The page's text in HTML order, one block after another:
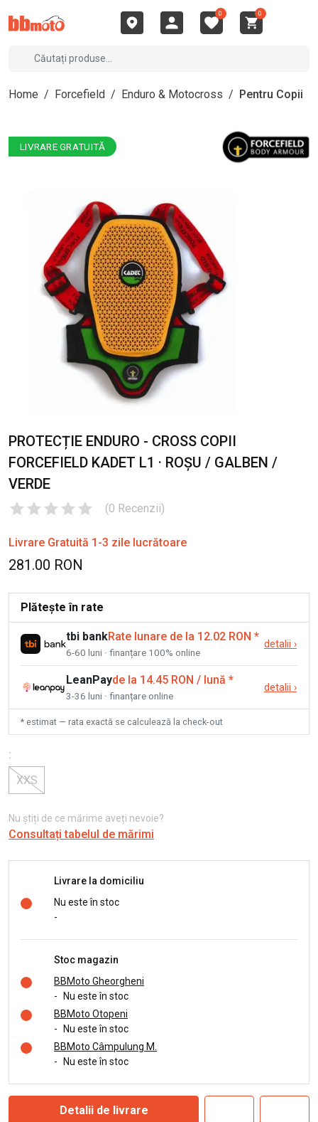
0 0
Home / Forcefield / Enduro & Motocross / Pentru Copii
LIVRARE GRATUITĂ
PROTECȚIE ENDURO - CROSS COPII
FORCEFIELD KADET L1 · ROȘU / GALBEN /
VERDE
(0 Recenzii)
Livrare Gratuită 1-3 zile lucrătoare
281.00 RON
Plătește în rate
tbi bankRate lunare de la 12.02 RON *
6-60 luni · finanțare 100% online
detalii ›
LeanPayde la 14.45 RON / lună *
3-36 luni · finanțare online
detalii ›
* estimat — rata exactă se calculează la check-out
:
XXS
Nu știți de ce mărime aveți nevoie?
Consultați tabelul de mărimi
Livrare la domiciliu
Nu este în stoc
-
Stoc magazin
BBMoto Gheorgheni
-
Nu este în stoc
BBMoto Otopeni
-
Nu este în stoc
BBMoto Câmpulung M.
-
Nu este în stoc
Detalii de livrare